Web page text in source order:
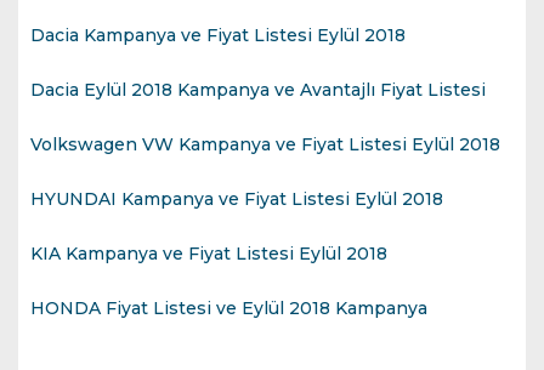
Dacia Kampanya ve Fiyat Listesi Eylül 2018
Dacia Eylül 2018 Kampanya ve Avantajlı Fiyat Listesi
Volkswagen VW Kampanya ve Fiyat Listesi Eylül 2018
HYUNDAI Kampanya ve Fiyat Listesi Eylül 2018
KIA Kampanya ve Fiyat Listesi Eylül 2018
HONDA Fiyat Listesi ve Eylül 2018 Kampanya